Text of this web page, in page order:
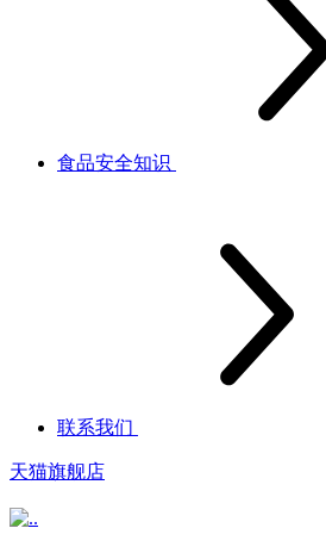
食品安全知识
联系我们
天猫旗舰店